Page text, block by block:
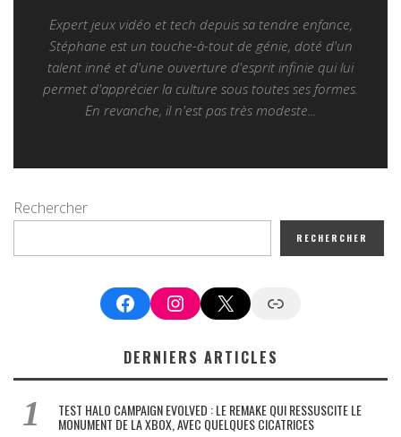
Expert jeux vidéo et tech depuis sa tendre enfance,
Stéphane est un touche-à-tout de génie, doté d'un
talent inné et d'une ouverture d'esprit infinie qui lui
permet d'apprécier la culture sous toutes ses formes.
En revanche, il n'est pas très modeste...
Rechercher
RECHERCHER
FacebookInstagram
X Google News
DERNIERS ARTICLES
TEST HALO CAMPAIGN EVOLVED : LE REMAKE QUI RESSUSCITE LE
MONUMENT DE LA XBOX, AVEC QUELQUES CICATRICES